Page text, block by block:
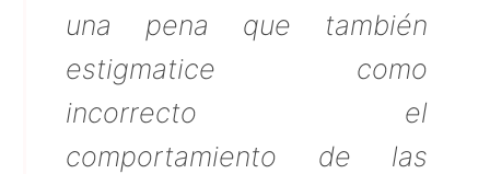
una pena que también
estigmatice como
incorrecto el
comportamiento de las